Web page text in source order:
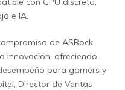
e IA.
de ASRock
innovación, ofreciendo
para gamers y
Director de Ventas